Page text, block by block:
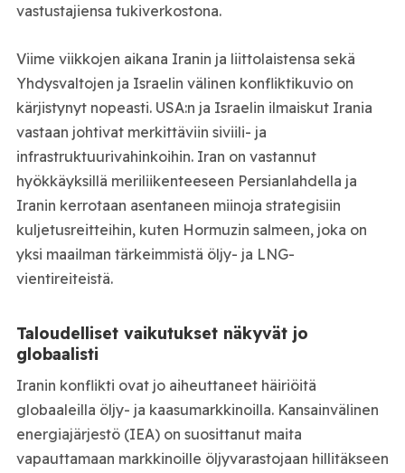
vastustajiensa tukiverkostona.
Viime viikkojen aikana Iranin ja liittolaistensa sekä
Yhdysvaltojen ja Israelin välinen konfliktikuvio on
kärjistynyt nopeasti. USA:n ja Israelin ilmaiskut Irania
vastaan johtivat merkittäviin siviili- ja
infrastruktuurivahinkoihin. Iran on vastannut
hyökkäyksillä meriliikenteeseen Persianlahdella ja
Iranin kerrotaan asentaneen miinoja strategisiin
kuljetusreitteihin, kuten Hormuzin salmeen, joka on
yksi maailman tärkeimmistä öljy- ja LNG-
vientireiteistä.
Taloudelliset vaikutukset näkyvät jo
globaalisti
Iranin konflikti ovat jo aiheuttaneet häiriöitä
globaaleilla öljy- ja kaasumarkkinoilla. Kansainvälinen
energiajärjestö (IEA) on suosittanut maita
vapauttamaan markkinoille öljyvarastojaan hillitäkseen